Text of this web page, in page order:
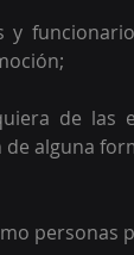
y
de las
de alguna
personas